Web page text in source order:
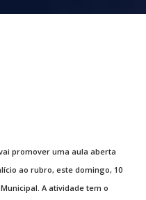
promover uma aula aberta
ao rubro, este domingo, 10
A atividade tem o